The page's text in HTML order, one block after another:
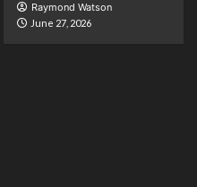
Raymond Watson
June 27, 2026